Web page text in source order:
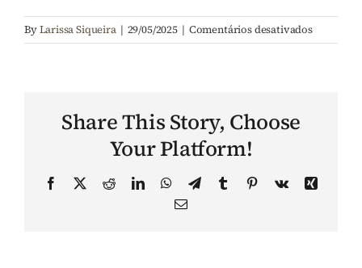
Contato
ByLarissa Siqueira | 29/05/2025 | Comentários desativadosem
8.
Share This Story, Choose
Your Platform!
Facebook
X RedditLinkedInWhatsApp
TelegramTumblr PinterestVk
Xing
Email